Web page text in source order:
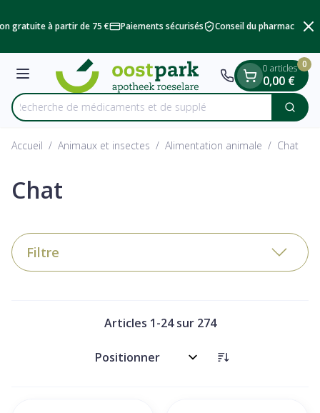
gratuite à partir de 75 € Paiements sécurisés Conseil du pharmacien
Menu
Rechercher
Recherche de médic
0 articles
0,00 €
0
Accueil / Animaux et insectes / Alimentation animale / Chat
Chat
Filtre
Articles 1-24sur 274
Trier par: